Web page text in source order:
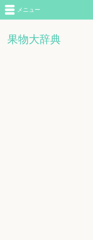
果物大辞典
メニュー